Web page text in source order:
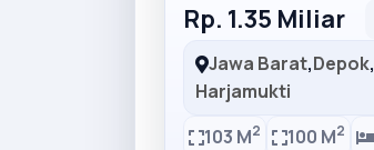
Rp. 1.35 Miliar
Jawa Barat,Depok,
Harjamukti
103 M2 100 M2